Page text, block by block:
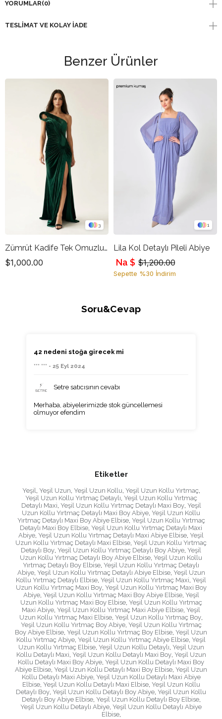
YORUMLAR(0)
TESLIMAT VE KOLAY İADE
Benzer Ürünler
3
Zümrüt Kadife Tek Omuzlu Drapeli Uzun Abiye Elbise
$1,000.00
1
Lila Kol Detaylı Pileli Abiye
$1,200.00
Na $
Sepette %30 İndirim
Soru&Cevap
42 nedeni stoğa girecek mi
*** *** - 25 Eyl 2024
Setre satıcısının cevabı
Merhaba, abiyelerimizde stok güncellemesi
olmuyor efendim
Etiketler
Yeşil, Yeşil Uzun, Yeşil Uzun Kollu, Yeşil Uzun Kollu Yırtmaç,
Yeşil Uzun Kollu Yırtmaç Detaylı, Yeşil Uzun Kollu Yırtmaç
Detaylı Maxi, Yeşil Uzun Kollu Yırtmaç Detaylı Maxi Boy, Yeşil
Uzun Kollu Yırtmaç Detaylı Maxi Boy Abiye, Yeşil Uzun Kollu
Yırtmaç Detaylı Maxi Boy Abiye Elbise, Yeşil Uzun Kollu Yırtmaç
Detaylı Maxi Boy Elbise, Yeşil Uzun Kollu Yırtmaç Detaylı Maxi
Abiye, Yeşil Uzun Kollu Yırtmaç Detaylı Maxi Abiye Elbise, Yeşil
Uzun Kollu Yırtmaç Detaylı Maxi Elbise, Yeşil Uzun Kollu Yırtmaç
Detaylı Boy, Yeşil Uzun Kollu Yırtmaç Detaylı Boy Abiye, Yeşil
Uzun Kollu Yırtmaç Detaylı Boy Abiye Elbise, Yeşil Uzun Kollu
Yırtmaç Detaylı Boy Elbise, Yeşil Uzun Kollu Yırtmaç Detaylı
Abiye, Yeşil Uzun Kollu Yırtmaç Detaylı Abiye Elbise, Yeşil Uzun
Kollu Yırtmaç Detaylı Elbise, Yeşil Uzun Kollu Yırtmaç Maxi, Yeşil
Uzun Kollu Yırtmaç Maxi Boy, Yeşil Uzun Kollu Yırtmaç Maxi Boy
Abiye, Yeşil Uzun Kollu Yırtmaç Maxi Boy Abiye Elbise, Yeşil
Uzun Kollu Yırtmaç Maxi Boy Elbise, Yeşil Uzun Kollu Yırtmaç
Maxi Abiye, Yeşil Uzun Kollu Yırtmaç Maxi Abiye Elbise, Yeşil
Uzun Kollu Yırtmaç Maxi Elbise, Yeşil Uzun Kollu Yırtmaç Boy,
Yeşil Uzun Kollu Yırtmaç Boy Abiye, Yeşil Uzun Kollu Yırtmaç
Boy Abiye Elbise, Yeşil Uzun Kollu Yırtmaç Boy Elbise, Yeşil Uzun
Kollu Yırtmaç Abiye, Yeşil Uzun Kollu Yırtmaç Abiye Elbise, Yeşil
Uzun Kollu Yırtmaç Elbise, Yeşil Uzun Kollu Detaylı, Yeşil Uzun
Kollu Detaylı Maxi, Yeşil Uzun Kollu Detaylı Maxi Boy, Yeşil Uzun
Kollu Detaylı Maxi Boy Abiye, Yeşil Uzun Kollu Detaylı Maxi Boy
Abiye Elbise, Yeşil Uzun Kollu Detaylı Maxi Boy Elbise, Yeşil Uzun
Kollu Detaylı Maxi Abiye, Yeşil Uzun Kollu Detaylı Maxi Abiye
Elbise, Yeşil Uzun Kollu Detaylı Maxi Elbise, Yeşil Uzun Kollu
Detaylı Boy, Yeşil Uzun Kollu Detaylı Boy Abiye, Yeşil Uzun Kollu
Detaylı Boy Abiye Elbise, Yeşil Uzun Kollu Detaylı Boy Elbise,
Yeşil Uzun Kollu Detaylı Abiye, Yeşil Uzun Kollu Detaylı Abiye
Elbise,